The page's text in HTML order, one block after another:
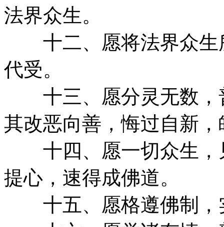
法界众生。
十二、愿将法界众生
代受。
十三、愿分灵无数，
其改恶向善，悔过自新
十四、愿一切众生，
提心，速得成佛道。
十五、愿格遵佛制，